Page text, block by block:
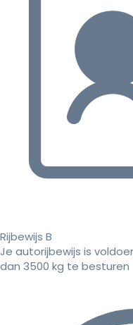
Rijbewijs B
Je autorijbewijs is
dan 3500 kg te besturen